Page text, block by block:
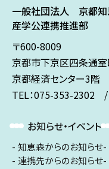
一般社団法人 京都
産学公連携推進部
〒600-8009
京都市下京区四条通
京都経済センター3階
TEL：075-353-2302
お知らせ・イベント
知恵森からのお知らせ
連携先からのお知らせ